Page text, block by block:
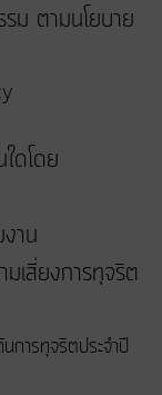
ม ตามนโยบาย
ดโดย
าน
มเสี่ยงการทุจริต
การทุจริตประจำปี